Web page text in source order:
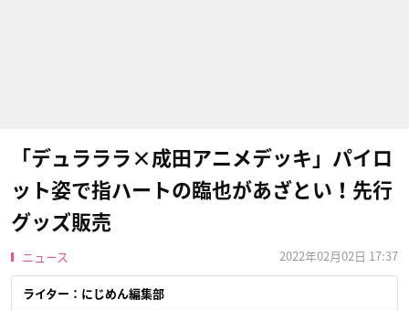
「デュラララ×成田アニメデッキ」パイロ
ット姿で指ハートの臨也があざとい！先行
グッズ販売
ニュース 2022年02月02日 17:37
ライター：にじめん編集部